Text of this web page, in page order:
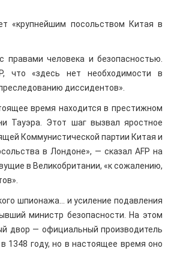
«крупнейшим посольством Китая в
человека и безопасностью.
что «здесь нет необходимости в
диссидентов».
время находится в престижном
Тауэра. Этот шаг вызвал яростное
Коммунистической партии Китая и
в Лондоне», — сказал AFP на
в Великобритании, «к сожалению,
шпионажа... и усиление подавления
министр безопасности. На этом
двор — официальный производитель
1348 году, но в настоящее время оно